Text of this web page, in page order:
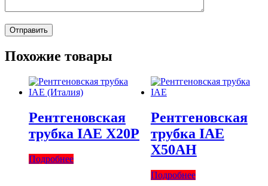
Похожие товары
Рентгеновская
трубка IAE X20P
Подробнее
Рентгеновская
трубка IAE
X50AH
Подробнее